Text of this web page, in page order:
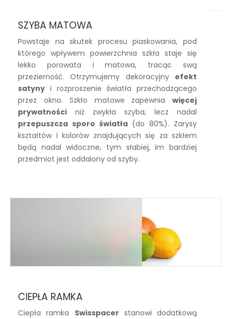
SZYBA MATOWA
Powstaje na skutek procesu piaskowania, pod
którego wpływem powierzchnia szkła staje się
lekko porowata i matowa, tracąc swą
przezierność. Otrzymujemy dekoracyjny efekt
satyny i rozproszenie światła przechodzącego
przez okno. Szkło matowe zapewnia więcej
prywatności niż zwykła szyba, lecz nadal
przepuszcza sporo światła(do 80%). Zarysy
kształtów i kolorów znajdujących się za szkłem
będą nadal widoczne, tym słabiej, im bardziej
przedmiot jest oddalony od szyby.
CIEPŁA RAMKA
Ciepła ramka Swisspacer stanowi dodatkową